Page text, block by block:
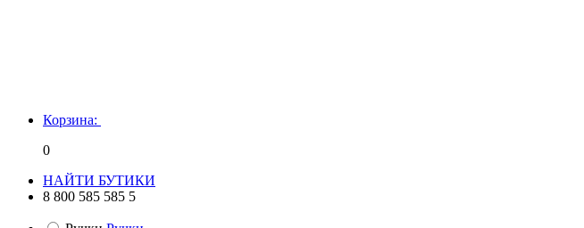
Корзина:
0
НАЙТИ БУТИКИ
8 800 585 585 5